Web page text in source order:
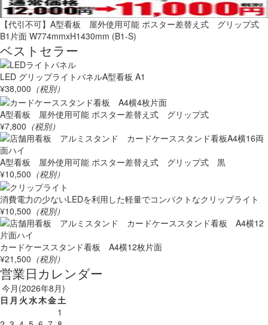
【代引不可】A型看板 屋外使用可能 ポスター差替え式 グリップ式
B1片面 W774mmxH1430mm (B1-S)
ベストセラー
LED グリップライトパネルA型看板 A1
¥38,000 （税別）
A型看板 屋外使用可能 ポスター差替え式 グリップ式
¥7,800 （税別）
A型看板 屋外使用可能 ポスター差替え式 グリップ式 黒
¥10,500 （税別）
消費電力の少ないLEDを利用した軽量でコンパクトなクリップライト
¥10,500 （税別）
カードケーススタンド看板 A4横12枚片面
¥21,500 （税別）
営業日カレンダー
今月(2026年8月)
日 月 火水木金土
1